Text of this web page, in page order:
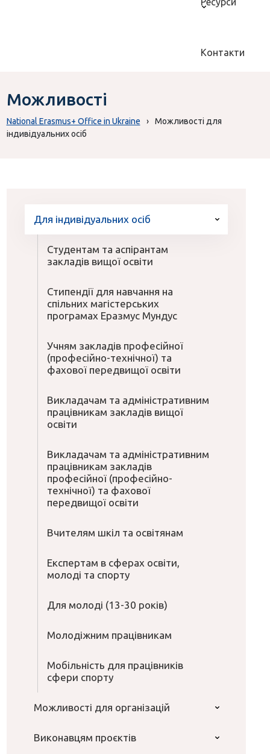
Контакти
Можливості
National Erasmus+ Office in Ukraine ›
Можливості для
індивідуальних осіб
Для індивідуальних осіб
Студентам та аспірантам
закладів вищої освіти
Стипендії для навчання на
спільних магістерських
програмах Еразмус Мундус
Учням закладів професійної
(професійно-технічної) та
фахової передвищої освіти
Викладачам та адміністративним
працівникам закладів вищої
освіти
Викладачам та адміністративним
працівникам закладів
професійної (професійно-
технічної) та фахової
передвищої освіти
Вчителям шкіл та освітянам
Експертам в сферах освіти,
молоді та спорту
Для молоді (13-30 років)
Молодіжним працівникам
Мобільність для працівників
сфери спорту
Можливості для організацій
Виконавцям проєктів